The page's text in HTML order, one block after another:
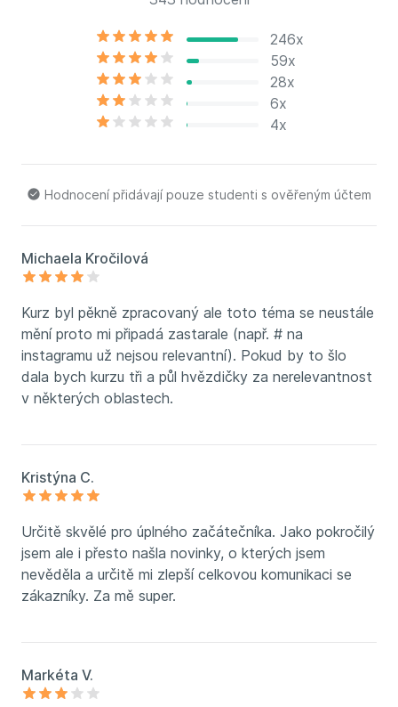
246x
59x
28x
6x
4x
Hodnocení přidávají pouze studenti s ověřeným účtem
Michaela Kročilová
Kurz byl pěkně zpracovaný ale toto téma se neustále
mění proto mi připadá zastarale (např. # na
instagramu už nejsou relevantní). Pokud by to šlo
dala bych kurzu tři a půl hvězdičky za nerelevantnost
v některých oblastech.
Kristýna C.
Určitě skvělé pro úplného začátečníka. Jako pokročilý
jsem ale i přesto našla novinky, o kterých jsem
nevěděla a určitě mi zlepší celkovou komunikaci se
zákazníky. Za mě super.
Markéta V.